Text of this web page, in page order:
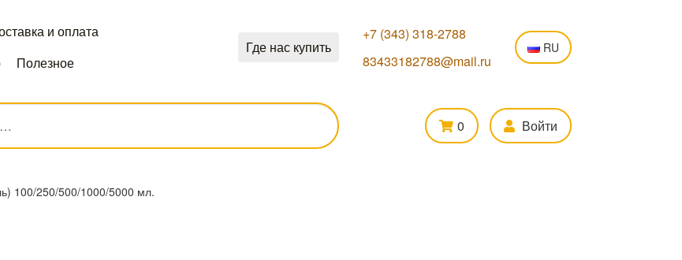
и оплата
Полезное
Где нас купить
+7 (343) 318-2788
83433182788@mail.ru
RU
0 Войти
100/250/500/1000/5000 мл.